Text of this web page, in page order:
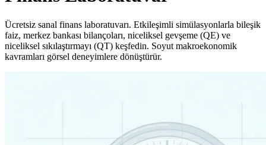
Ücretsiz sanal finans laboratuvarı. Etkileşimli simülasyonlarla bileşik
faiz, merkez bankası bilançoları, niceliksel gevşeme (QE) ve
niceliksel sıkılaştırmayı (QT) keşfedin. Soyut makroekonomik
kavramları görsel deneyimlere dönüştürür.